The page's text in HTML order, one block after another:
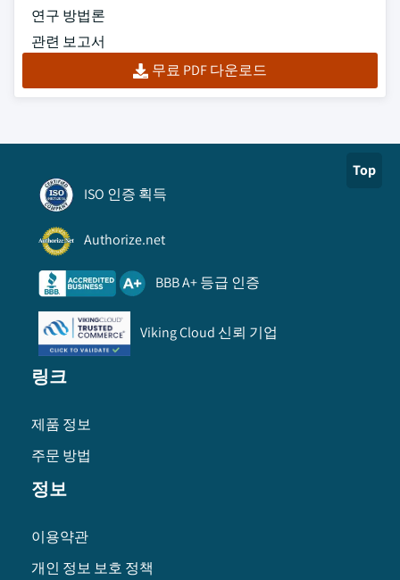
연구 방법론
관련 보고서
무료 PDF 다운로드
Top
ISO 인증 획득
Authorize.net
BBB A+ 등급 인증
Viking Cloud 신뢰 기업
링크
제품 정보
주문 방법
정보
이용약관
개인 정보 보호 정책